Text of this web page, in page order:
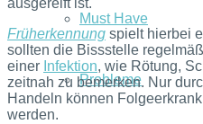
Must Have
Probleme
ausgereift ist.
Früherkennung spielt hierbei
sollten die Bissstelle
einer Infektion, wie Rötung,
zeitnah zu bemerken. Nur
Handeln können
werden.